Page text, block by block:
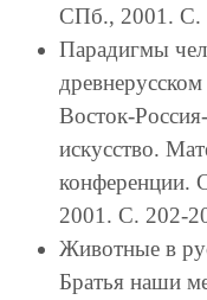
СПб., 2001. С.
Парадигмы
Восток-
искусство.
конференции.
2001. С. 202-
Животные в
Братья наши